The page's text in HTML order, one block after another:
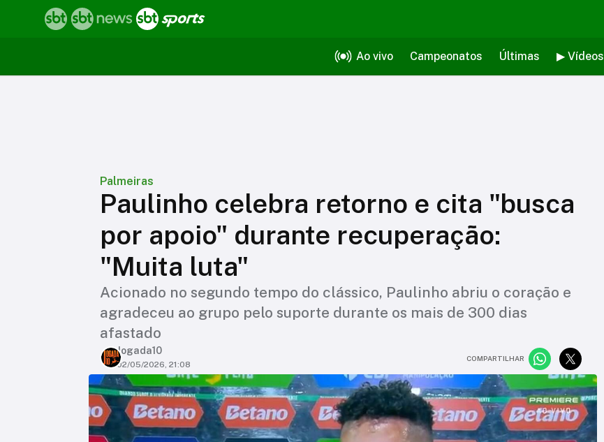
Ao vivo Campeonatos Últimas ▶ Vídeos
Palmeiras
Paulinho celebra retorno e cita "busca
por apoio" durante recuperação:
"Muita luta"
Acionado no segundo tempo do clássico, Paulinho abriu o coração e
agradeceu ao grupo pelo suporte durante os mais de 300 dias
afastado
Jogada10
02/05/2026, 21:08
COMPARTILHAR